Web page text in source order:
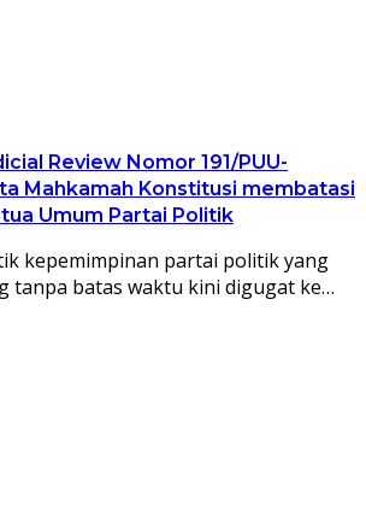
Review Nomor 191/PUU-
Mahkamah Konstitusi membatasi
Umum Partai Politik
kepemimpinan partai politik yang
tanpa batas waktu kini digugat ke…